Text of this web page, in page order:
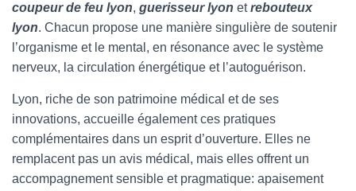
coupeur de feu lyon, guerisseur lyon etrebouteux
lyon. Chacun propose une manière singulière de soutenir
l’organisme et le mental, en résonance avec le système
nerveux, la circulation énergétique et l’autoguérison.
Lyon, riche de son patrimoine médical et de ses
innovations, accueille également ces pratiques
complémentaires dans un esprit d’ouverture. Elles ne
remplacent pas un avis médical, mais elles offrent un
accompagnement sensible et pragmatique: apaisement